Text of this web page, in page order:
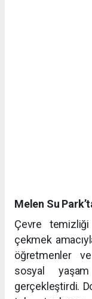
Melen Su
Çevre
çekmek
öğretmenler
sosyal
gerçekleştirdi.